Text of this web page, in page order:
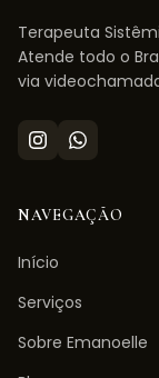
Terapeuta
Atende todo o
via
NAVEGAÇÃO
Início
Serviços
Sobre Emanoelle